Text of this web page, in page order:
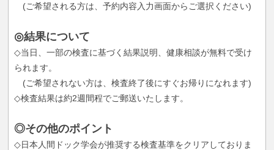
(ご希望される方は、予約内容入力画面からご選択ください)
◎結果について
◇当日、一部の検査に基づく結果説明、健康相談が無料で受け
られます。
(ご希望されない方は、検査終了後にすぐお帰りになれます)
◇検査結果は約2週間程でご郵送いたします。
◎その他のポイント
◇日本人間ドック学会が推奨する検査基準をクリアしておりま